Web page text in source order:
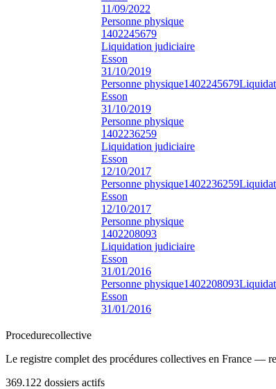
11/09/2022
Personne physique
1402245679
Liquidation judiciaire
Esson
31/10/2019
Personne physique1402245679
Esson
31/10/2019
Personne physique
1402236259
Liquidation judiciaire
Esson
12/10/2017
Personne physique1402236259
Esson
12/10/2017
Personne physique
1402208093
Liquidation judiciaire
Esson
31/01/2016
Personne physique1402208093
Esson
31/01/2016
Procedurecollective
Le registre complet des procédures collectives en France —
369.122 dossiers actifs